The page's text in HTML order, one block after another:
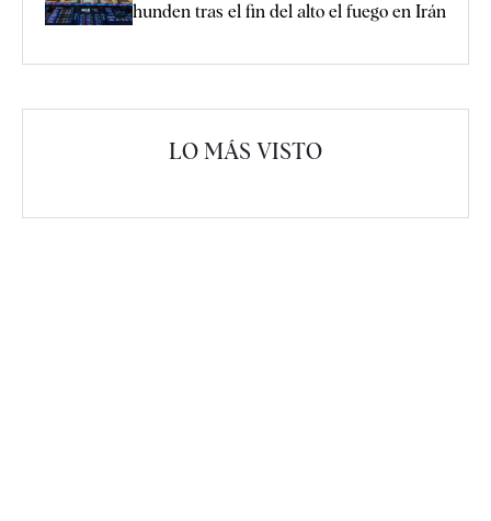
hunden tras el fin del alto el fuego en Irán
LO MÁS VISTO